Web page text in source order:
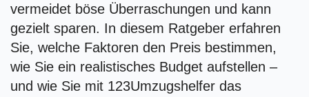
vermeidet böse Überraschungen und kann
gezielt sparen. In diesem Ratgeber erfahren
Sie, welche Faktoren den Preis bestimmen,
wie Sie ein realistisches Budget aufstellen –
und wie Sie mit 123Umzugshelfer das